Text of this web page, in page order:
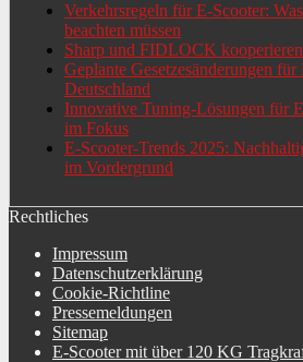
Verkehrsregeln für E-Scooter:
beachten müssen
Sharp und FIDLOCK
Geplante Gesetzesänderungen für
Deutschland
Innovative Tuning-Lösungen für
im Fokus
E-Scooter-Trends 2025:
im Vordergrund
Rechtliches
Impressum
Datenschutzerklärung
Cookie-Richtline
Pressemeldungen
Sitemap
E-Scooter mit über 120 KG